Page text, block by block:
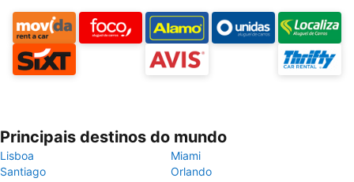
Principais destinos do mundo
Lisboa
Miami
Santiago
Orlando